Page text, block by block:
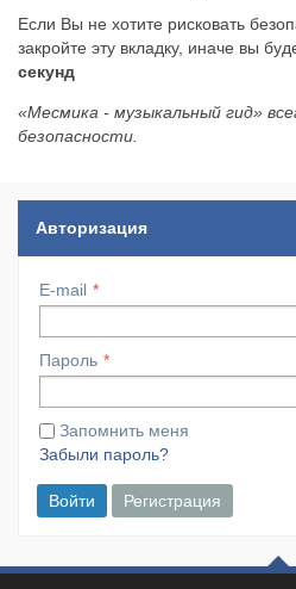
Если Вы не хотите рисковать
закройте эту вкладку, иначе вы
секунд
«Месмика - музыкальный гид»
безопасности.
Авторизация
E-mail
Пароль
Запомнить меня
Забыли пароль?
Войти Регистрация